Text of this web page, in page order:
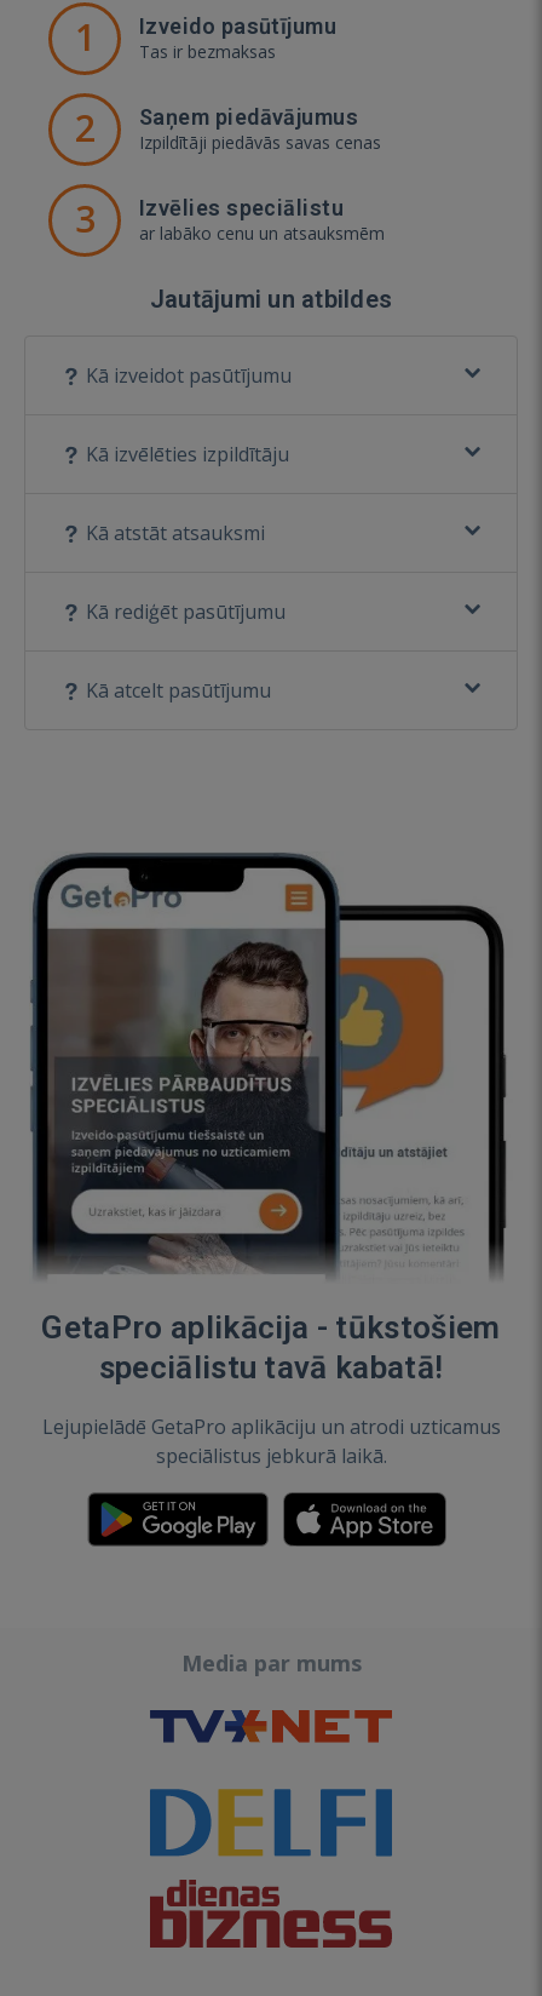
1 Izveido pasūtījumu
Tas ir bezmaksas
2 Saņem piedāvājumus
Izpildītāji piedāvās savas cenas
3 Izvēlies speciālistu
ar labāko cenu un atsauksmēm
Jautājumi un atbildes
Kā izveidot pasūtījumu
Kā izvēlēties izpildītāju
Kā atstāt atsauksmi
Kā rediģēt pasūtījumu
Kā atcelt pasūtījumu
GetaPro aplikācija - tūkstošiem
speciālistu tavā kabatā!
Lejupielādē GetaPro aplikāciju un atrodi uzticamus
speciālistus jebkurā laikā.
Media par mums